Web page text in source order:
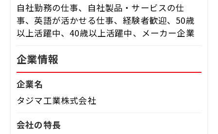
自社勤務の仕事、自社製品・サービスの仕
事、英語が活かせる仕事、経験者歓迎、50歳
以上活躍中、40歳以上活躍中、メーカー企業
企業情報
企業名
タジマ工業株式会社
会社の特長